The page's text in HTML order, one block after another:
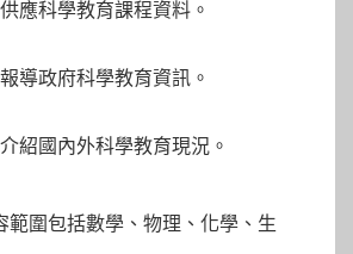
供應科學教育課程資料。
報導政府科學教育資訊。
介紹國內外科學教育現況。
範圍包括數學、物理、化學、生